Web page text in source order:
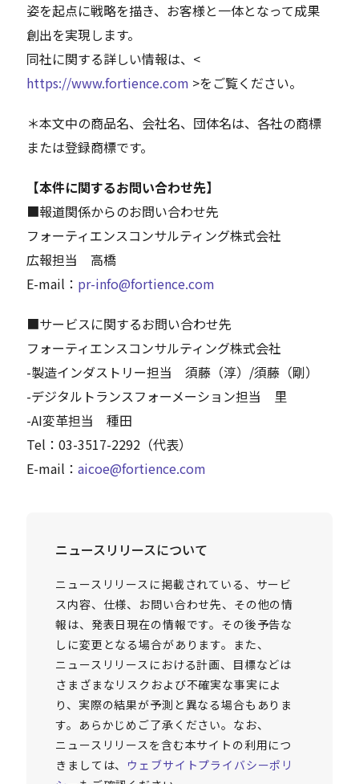
姿を起点に戦略を描き、お客様と一体となって成果
創出を実現します。
同社に関する詳しい情報は、<
https://www.fortience.com >をご覧ください。
＊本文中の商品名、会社名、団体名は、各社の商標
または登録商標です。
【本件に関するお問い合わせ先】
■報道関係からのお問い合わせ先
フォーティエンスコンサルティング株式会社
広報担当 高橋
E-mail： pr-info@fortience.com
■サービスに関するお問い合わせ先
フォーティエンスコンサルティング株式会社
-製造インダストリー担当 須藤（淳）/須藤（剛）
-デジタルトランスフォーメーション担当 里
-AI変革担当 種田
Tel：03-3517-2292（代表）
E-mail：aicoe@fortience.com
ニュースリリースについて
ニュースリリースに掲載されている、サービ
ス内容、仕様、お問い合わせ先、その他の情
報は、発表日現在の情報です。その後予告な
しに変更となる場合があります。また、
ニュースリリースにおける計画、目標などは
さまざまなリスクおよび不確実な事実によ
り、実際の結果が予測と異なる場合もありま
す。あらかじめご了承ください。なお、
ニュースリリースを含む本サイトの利用につ
きましては、 ウェブサイトプライバシーポリ